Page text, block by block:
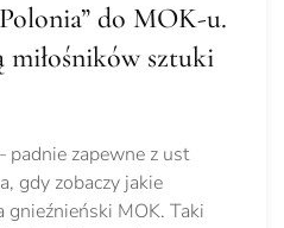
do MOK-u.
miłośników sztuki
padnie zapewne z ust
gdy zobaczy jakie
MOK. Taki